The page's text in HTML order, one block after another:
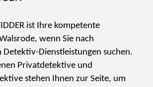
ist Ihre kompetente
wenn Sie nach
Detektiv-Dienstleistungen suchen.
Privatdetektive und
stehen Ihnen zur Seite, um